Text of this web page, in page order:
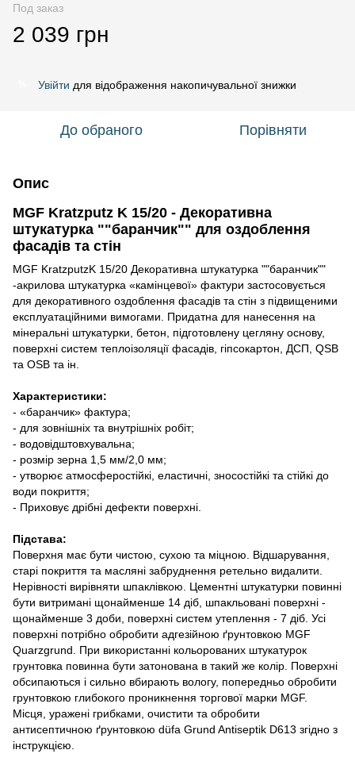
Под заказ
2 039 грн
Увійти для відображення накопичувальної знижки
До обраного Порівняти
Опис
MGF Kratzputz K 15/20 - Декоративна
штукатурка ""баранчик"" для оздоблення
фасадів та стін
MGF KratzputzK 15/20 Декоративна штукатурка ""баранчик""
-акрилова штукатурка «камінцевої» фактури застосовується
для декоративного оздоблення фасадів та стін з підвищеними
експлуатаційними вимогами. Придатна для нанесення на
мінеральні штукатурки, бетон, підготовлену цегляну основу,
поверхні систем теплоізоляції фасадів, гіпсокартон, ДСП, QSB
та OSB та ін.
Характеристики:
- «баранчик» фактура;
- для зовнішніх та внутрішніх робіт;
- водовідштовхувальна;
- розмір зерна 1,5 мм/2,0 мм;
- утворює атмосферостійкі, еластичні, зносостійкі та стійкі до
води покриття;
- Приховує дрібні дефекти поверхні.
Підстава:
Поверхня має бути чистою, сухою та міцною. Відшарування,
старі покриття та масляні забруднення ретельно видалити.
Нерівності вирівняти шпаклівкою. Цементні штукатурки повинні
бути витримані щонайменше 14 діб, шпакльовані поверхні -
щонайменше 3 доби, поверхні систем утеплення - 7 діб. Усі
поверхні потрібно обробити адгезійною ґрунтовкою MGF
Quarzgrund. При використанні кольорованих штукатурок
грунтовка повинна бути затонована в такий же колір. Поверхні
обсипаються і сильно вбирають вологу, попередньо обробити
грунтовкою глибокого проникнення торгової марки MGF.
Місця, уражені грибками, очистити та обробити
антисептичною ґрунтовкою düfa Grund Antiseptik D613 згідно з
інструкцією.